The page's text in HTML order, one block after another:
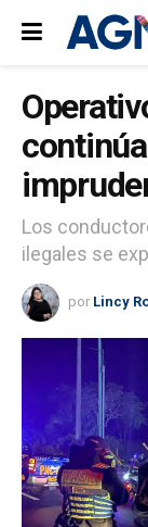
Los
ilegales se
por Lincy